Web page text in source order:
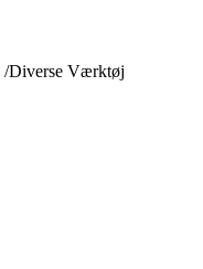
/Diverse Værktøj